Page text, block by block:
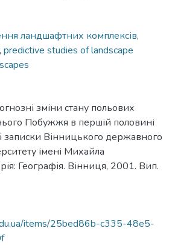
ландшафтних комплексів,
, predictive studies of landscape
зміни стану польових
Побужжя в першій половині
записки Вінницького державного
імені Михайла
Географія. Вінниця, 2001. Вип.
items/25bed86b-c335-48e5-